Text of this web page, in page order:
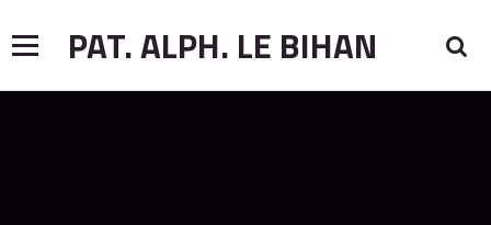
PAT. ALPH. LE BIHAN